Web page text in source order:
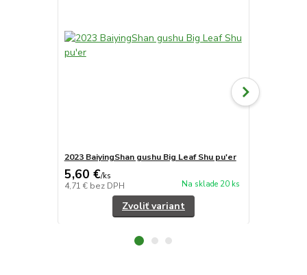
2023 BaiyingShan gushu Big Leaf Shu pu'er
5,60 €/ks
4,71 € bez DPH Na sklade 20 ks
Zvoliť variant